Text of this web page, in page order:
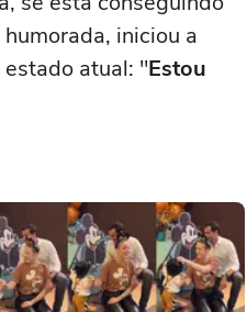
iniciou a
atual: "Estou